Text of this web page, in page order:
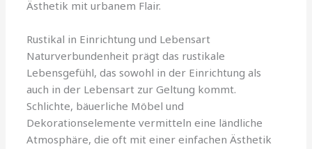
Ästhetik mit urbanem Flair.
Rustikal in Einrichtung und Lebensart
Naturverbundenheit prägt das rustikale
Lebensgefühl, das sowohl in der Einrichtung als
auch in der Lebensart zur Geltung kommt.
Schlichte, bäuerliche Möbel und
Dekorationselemente vermitteln eine ländliche
Atmosphäre, die oft mit einer einfachen Ästhetik